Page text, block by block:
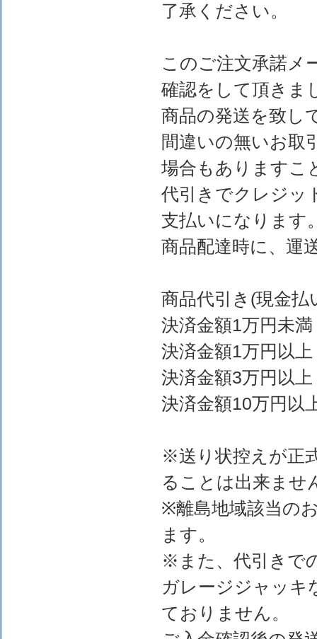
了承ください。
このご注文承諾メ
確認をして頂きま
商品の発送を致し
間違いの無いお取
場合もありますこ
代引きでクレジッ
支払いになります
商品配達時に、運
商品代引き(現金
決済金額1万
決済金額1万円以
決済金額3万円以
決済金額10万円以
※送り状控えが正
ることは出来ませ
※離島地域該当の
ます。
※また、代引きで
ガレージジャッキ
ておりません。